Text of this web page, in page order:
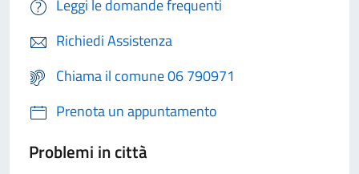
Leggi le domande frequenti
Richiedi Assistenza
Chiama il comune 06 790971
Prenota un appuntamento
Problemi in città